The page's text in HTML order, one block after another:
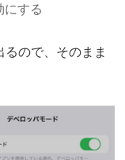
にする
るので、そのまま